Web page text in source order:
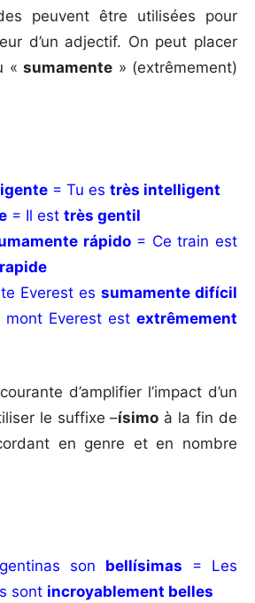
peuvent être utilisées pour
d’un adjectif. On peut placer
« sumamente » (extrêmement)
= Tu estrès intelligent
= Il esttrès gentil
rápido= Ce train est
Everest es sumamente difícil
mont Everest est extrêmement
d’amplifier l’impact d’un
le suffixe –ísimo à la fin de
en genre et en nombre
son bellísimas = Les
sont incroyablement belles